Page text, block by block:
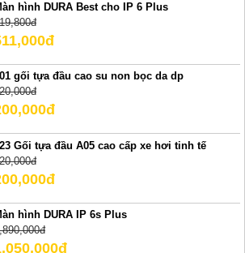
hình DURA Best cho IP 6 Plus
gối tựa đầu cao su non bọc da dp
Gối tựa đầu A05 cao cấp xe hơi tinh tế
hình DURA IP 6s Plus